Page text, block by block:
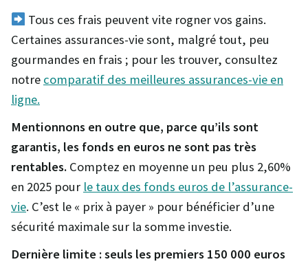
Tous ces frais peuvent vite rogner vos gains.
Certaines assurances-vie sont, malgré tout, peu
gourmandes en frais ; pour les trouver, consultez
notre comparatif des meilleures assurances-vie en
ligne.
Mentionnons en outre que, parce qu’ils sont
garantis, les fonds en euros ne sont pas très
rentables. Comptez en moyenne un peu plus 2,60%
en 2025 pour le taux des fonds euros de l’assurance-
vie. C’est le « prix à payer » pour bénéficier d’une
sécurité maximale sur la somme investie.
Dernière limite : seuls les premiers 150 000 euros